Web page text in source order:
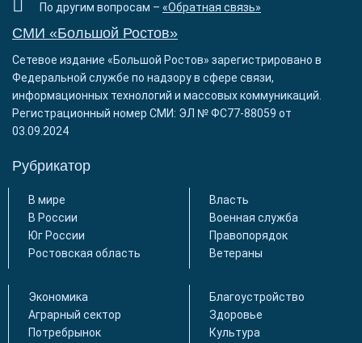
По другим вопросам – «Обратная связь»
СМИ «Большой Ростов»
Сетевое издание «Большой Ростов» зарегистрировано в
Федеральной службе по надзору в сфере связи,
информационных технологий и массовых коммуникаций.
Регистрационный номер СМИ: ЭЛ № ФС77-88059 от
03.09.2024
Рубрикатор
В мире
В России
Юг России
Ростовская область
Власть
Военная служба
Правопорядок
Ветераны
Экономика
Аграрный сектор
Потребрынок
Благоустройство
Здоровье
Культура